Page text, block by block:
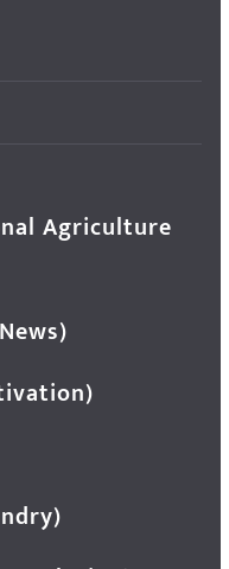
Agriculture